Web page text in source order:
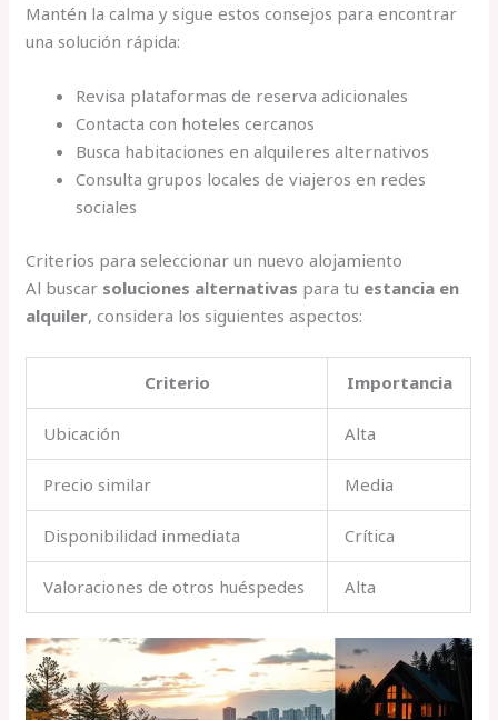
Mantén la calma y sigue estos consejos para encontrar
una solución rápida:
Revisa plataformas de reserva adicionales
Contacta con hoteles cercanos
Busca habitaciones en alquileres alternativos
Consulta grupos locales de viajeros en redes
sociales
Criterios para seleccionar un nuevo alojamiento
Al buscar soluciones alternativas para tu estancia en
alquiler, considera los siguientes aspectos:
Criterio Importancia
Ubicación Alta
Precio similar Media
Disponibilidad inmediata Crítica
Valoraciones de otros huéspedes Alta